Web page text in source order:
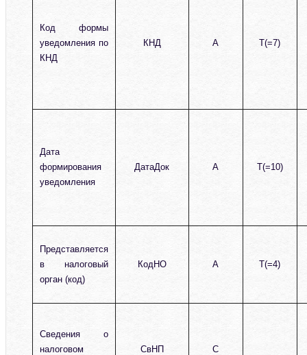
Код формы
уведомления по
КНД
КНД А T(=7)
Дата
формирования
уведомления
ДатаДок А T(=10)
Представляется
в налоговый
орган (код)
КодНО А T(=4)
Сведения о
налоговом
СвНП С